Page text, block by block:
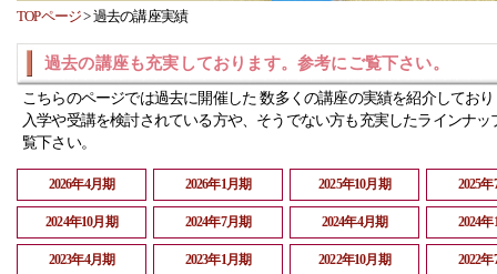
TOPページ>過去の講座実績
過去の講座も充実しております。参考にご覧下さい。
こちらのページでは過去に開催した 数多くの講座の実績を紹介してお
入学や受講を検討されている方や、そうでない方も充実したラインナッ
覧下さい。
2026年4月期 2026年1月期 2025年10月期 2025
2024年10月期 2024年7月期 2024年4月期 2024
2023年4月期 2023年1月期 2022年10月期 2022